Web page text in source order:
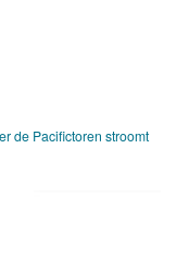
de Pacifictoren stroomt